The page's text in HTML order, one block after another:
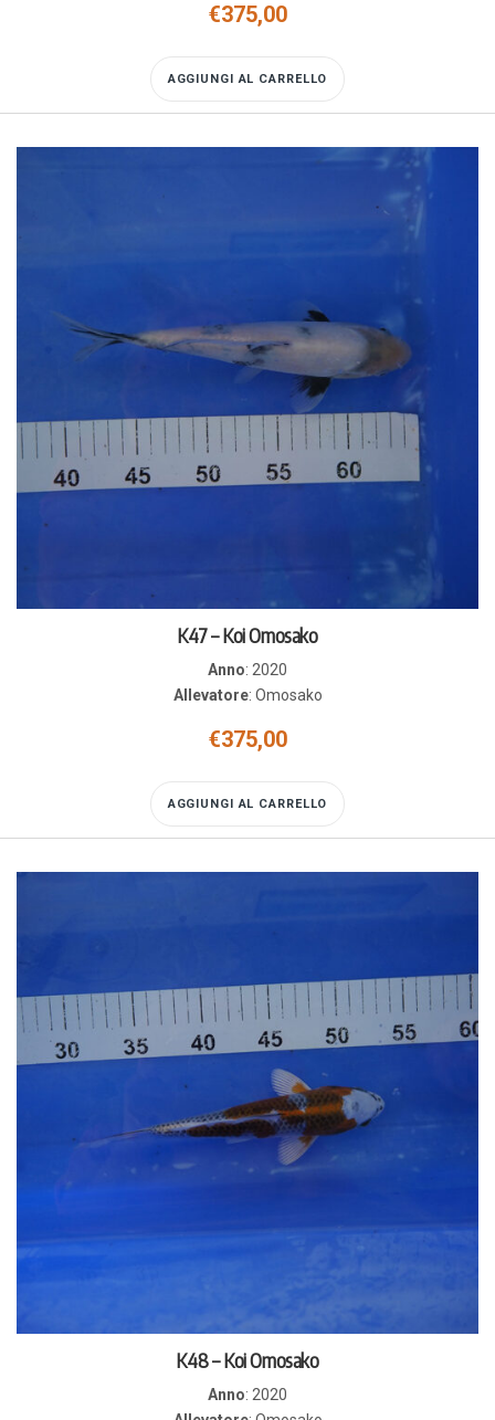
€375,00
AGGIUNGI AL CARRELLO
K47 – Koi Omosako
Anno: 2020
Allevatore: Omosako
€375,00
AGGIUNGI AL CARRELLO
K48 – Koi Omosako
Anno: 2020